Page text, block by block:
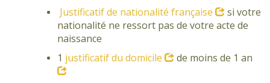
Justificatif de nationalité française
si votre
nationalité ne ressort pas de votre acte de
naissance
1 justificatif du domicile de moins de 1 an